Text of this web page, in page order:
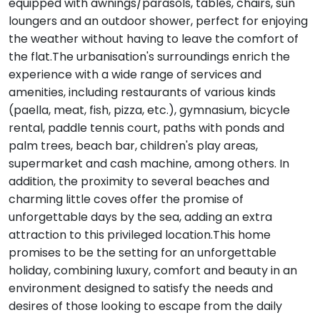
loungers and an outdoor shower, perfect for enjoying
the weather without having to leave the comfort of
the flat.The urbanisation's surroundings enrich the
experience with a wide range of services and
amenities, including restaurants of various kinds
(paella, meat, fish, pizza, etc.), gymnasium, bicycle
rental, paddle tennis court, paths with ponds and
palm trees, beach bar, children's play areas,
supermarket and cash machine, among others. In
addition, the proximity to several beaches and
charming little coves offer the promise of
unforgettable days by the sea, adding an extra
attraction to this privileged location.This home
promises to be the setting for an unforgettable
holiday, combining luxury, comfort and beauty in an
environment designed to satisfy the needs and
desires of those looking to escape from the daily